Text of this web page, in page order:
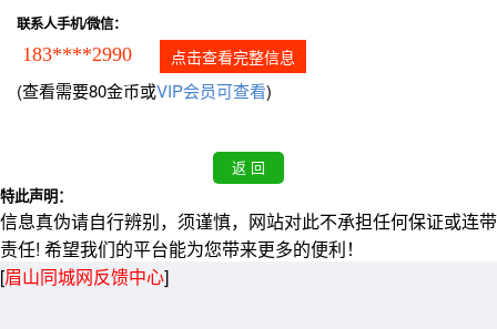
联系人手机/微信：
183****2990 点击查看完整信息
(查看需要80金币或VIP会员可查看)
特此声明：
信息真伪请自行辨别，须谨慎，网站对此不承担任何保证或连带
责任! 希望我们的平台能为您带来更多的便利！
[眉山同城网反馈中心]